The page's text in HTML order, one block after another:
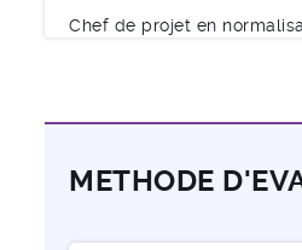
Chef de projet en
METHODE